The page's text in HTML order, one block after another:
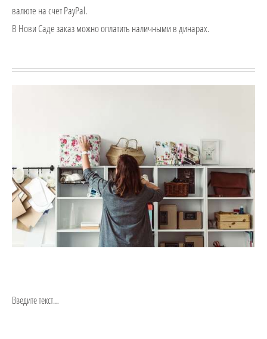
валюте на счет PayPal.
В Нови Саде заказ можно оплатить наличными в динарах.
Введите текст…